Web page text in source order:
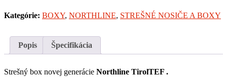
Kategórie: BOXY, NORTHLINE, STREŠNÉ NOSIČE A BOXY
Popis Špecifikácia
Strešný box novej generácie Northline TirolTEF .